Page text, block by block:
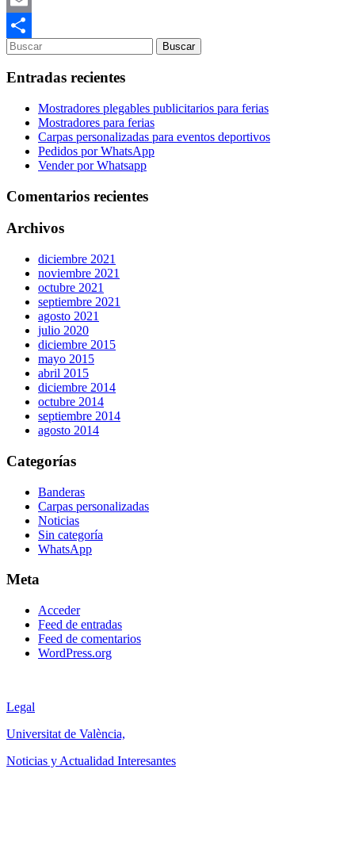
Email
Compartir
Entradas recientes
Mostradores plegables publicitarios para ferias
Mostradores para ferias
Carpas personalizadas para eventos deportivos
Pedidos por WhatsApp
Vender por Whatsapp
Comentarios recientes
Archivos
diciembre 2021
noviembre 2021
octubre 2021
septiembre 2021
agosto 2021
julio 2020
diciembre 2015
mayo 2015
abril 2015
diciembre 2014
octubre 2014
septiembre 2014
agosto 2014
Categorías
Banderas
Carpas personalizadas
Noticias
Sin categoría
WhatsApp
Meta
Acceder
Feed de entradas
Feed de comentarios
WordPress.org
Legal
Universitat de València,
Noticias y Actualidad Interesantes